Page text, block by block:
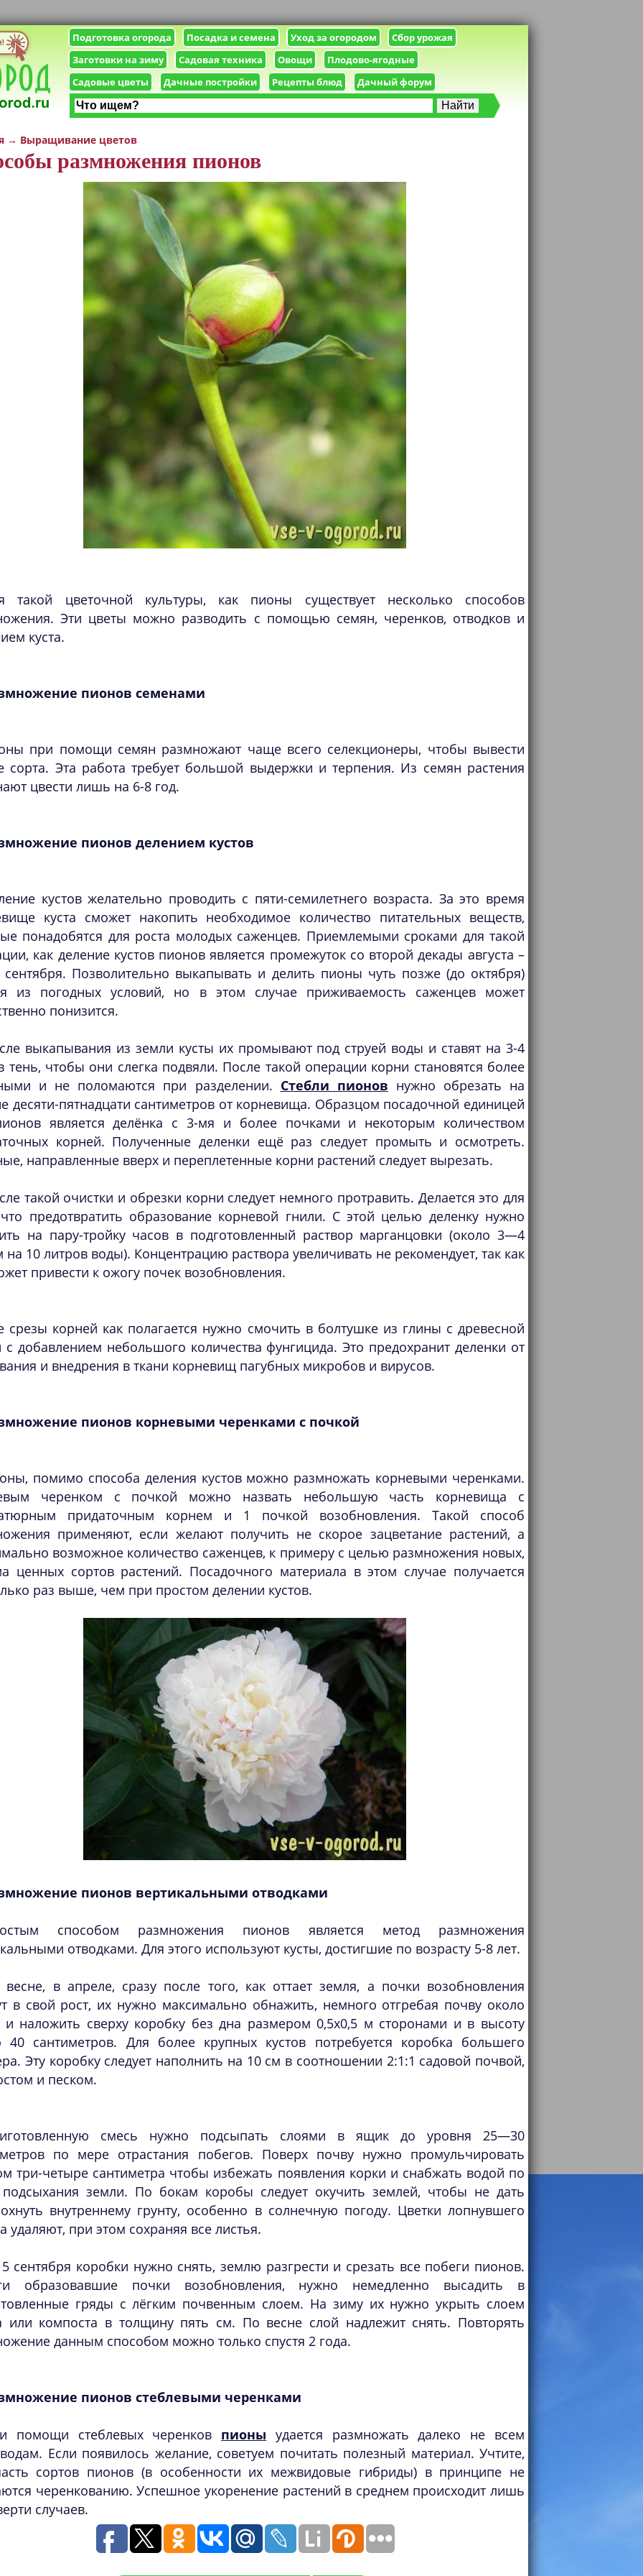
Подготовка огорода Посадка и семена Уход за огородом
Сбор урожая
Заготовки на зиму
Садовая техника Овощи
Плодово-ягодные
Садовые цветы
Дачные постройки Рецепты блюд Дачный форум
→ Выращивание цветов
размножения пионов
такой цветочной культуры, как пионы существует несколько способов
Эти цветы можно разводить с помощью семян, черенков, отводков и
куста.
пионов семенами
при помощи семян размножают чаще всего селекционеры, чтобы вывести
сорта. Эта работа требует большой выдержки и терпения. Из семян растения
цвести лишь на 6-8 год.
пионов делением кустов
кустов желательно проводить с пяти-семилетнего возраста. За это время
куста сможет накопить необходимое количество питательных веществ,
понадобятся для роста молодых саженцев. Приемлемыми сроками для такой
как деление кустов пионов является промежуток со второй декады августа –
Позволительно выкапывать и делить пионы чуть позже (до октября)
из погодных условий, но в этом случае приживаемость саженцев может
понизится.
выкапывания из земли кусты их промывают под струей воды и ставят на 3-4
тень, чтобы они слегка подвяли. После такой операции корни становятся более
и не поломаются при разделении. Стебли пионов нужно обрезать на
десяти-пятнадцати сантиметров от корневища. Образцом посадочной единицей
является делёнка с 3-мя и более почками и некоторым количеством
корней. Полученные деленки ещё раз следует промыть и осмотреть.
направленные вверх и переплетенные корни растений следует вырезать.
такой очистки и обрезки корни следует немного протравить. Делается это для
предотвратить образование корневой гнили. С этой целью деленку нужно
на пару-тройку часов в подготовленный раствор марганцовки (около 3—4
на 10 литров воды). Концентрацию раствора увеличивать не рекомендует, так как
привести к ожогу почек возобновления.
срезы корней как полагается нужно смочить в болтушке из глины с древесной
с добавлением небольшого количества фунгицида. Это предохранит деленки от
и внедрения в ткани корневищ пагубных микробов и вирусов.
пионов корневыми черенками с почкой
помимо способа деления кустов можно размножать корневыми черенками.
черенком с почкой можно назвать небольшую часть корневища с
придаточным корнем и 1 почкой возобновления. Такой способ
применяют, если желают получить не скорое зацветание растений, а
возможное количество саженцев, к примеру с целью размножения новых,
ценных сортов растений. Посадочного материала в этом случае получается
раз выше, чем при простом делении кустов.
пионов вертикальными отводками
способом размножения пионов является метод размножения
отводками. Для этого используют кусты, достигшие по возрасту 5-8 лет.
в апреле, сразу после того, как оттает земля, а почки возобновления
в свой рост, их нужно максимально обнажить, немного отгребая почву около
и наложить сверху коробку без дна размером 0,5x0,5 м сторонами и в высоту
40 сантиметров. Для более крупных кустов потребуется коробка большего
Эту коробку следует наполнить на 10 см в соотношении 2:1:1 садовой почвой,
и песком.
смесь нужно подсыпать слоями в ящик до уровня 25—30
по мере отрастания побегов. Поверх почву нужно промульчировать
три-четыре сантиметра чтобы избежать появления корки и снабжать водой по
земли. По бокам коробы следует окучить землей, чтобы не дать
внутреннему грунту, особенно в солнечную погоду. Цветки лопнувшего
удаляют, при этом сохраняя все листья.
сентября коробки нужно снять, землю разгрести и срезать все побеги пионов.
образовавшие почки возобновления, нужно немедленно высадить в
гряды с лёгким почвенным слоем. На зиму их нужно укрыть слоем
или компоста в толщину пять см. По весне слой надлежит снять. Повторять
данным способом можно только спустя 2 года.
пионов стеблевыми черенками
помощи стеблевых черенков пионы удается размножать далеко не всем
Если появилось желание, советуем почитать полезный материал. Учтите,
сортов пионов (в особенности их межвидовые гибриды) в принципе не
черенкованию. Успешное укоренение растений в среднем происходит лишь
случаев.